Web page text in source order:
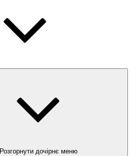
Розгорнути дочірнє меню